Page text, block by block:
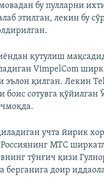
бу пулларни
этилган, лекин бу
қутулиш
VimpelCom
қилган. Лекин
сотувга қўйилган
учта йирик
МТС
тўнғич қизи
доир